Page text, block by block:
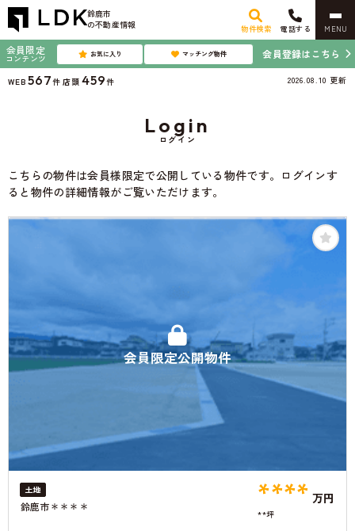
鈴鹿市
の不動産情報
物件検索 電話する MENU
会員限定
コンテンツ お気に入り マッチング物件 会員登録はこちら
WEB 567件 店頭 459件 2026.08.10 更新
ログイン
Login
こちらの物件は会員様限定で公開している物件です。ログインす
ると物件の詳細情報がご覧いただけます。
会員限定公開物件
土地
鈴鹿市＊＊＊＊ **** 万円
**坪